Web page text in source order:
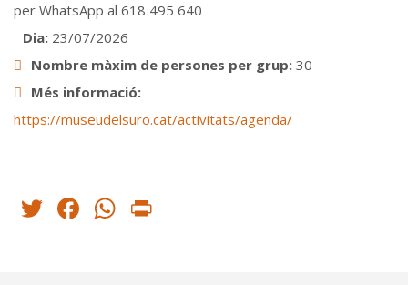
per WhatsApp al 618 495 640
Dia: 23/07/2026
Nombre màxim de persones per grup: 30
Més informació:
https://museudelsuro.cat/activitats/agenda/
Twitter
Facebook
WhatsApp